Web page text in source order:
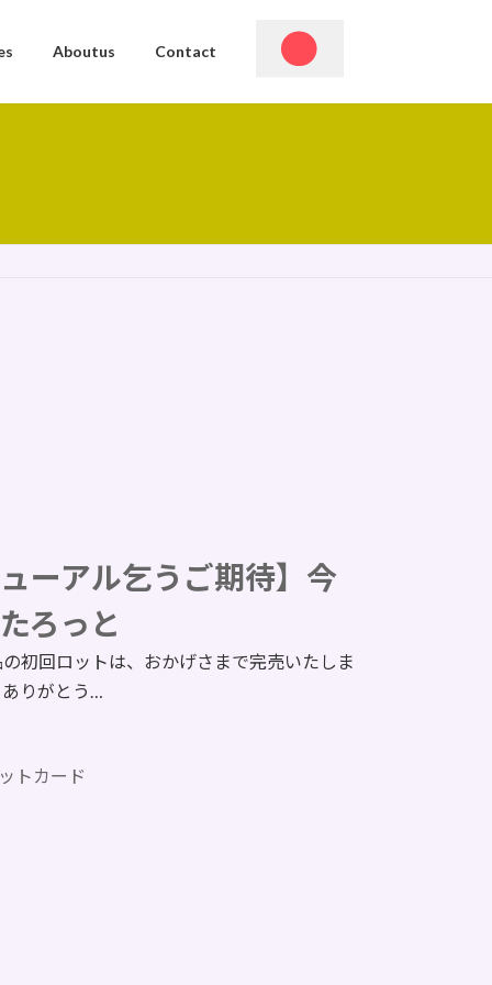
Aboutus Contact
ーアル乞うご期待】今
ろっと
初回ロットは、おかげさまで完売いたしま
りがとう…
トカード